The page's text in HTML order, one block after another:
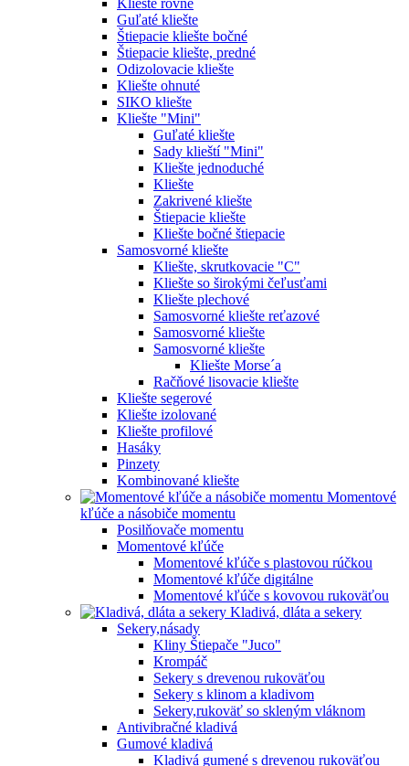
Guľaté kliešte
Štiepacie kliešte bočné
Štiepacie kliešte, predné
Odizolovacie kliešte
Kliešte ohnuté
SIKO kliešte
Kliešte "Mini"
Guľaté kliešte
Sady klieští "Mini"
Kliešte jednoduché
Kliešte
Zakrivené kliešte
Štiepacie kliešte
Kliešte bočné štiepacie
Samosvorné kliešte
Kliešte, skrutkovacie "C"
Kliešte so širokými čeľusťami
Kliešte plechové
Samosvorné kliešte reťazové
Samosvorné kliešte
Samosvorné kliešte
Kliešte Morse´a
Račňové lisovacie kliešte
Kliešte segerové
Kliešte izolované
Kliešte profilové
Hasáky
Pinzety
Kombinované kliešte
Momentové
kľúče a násobiče momentu
Posilňovače momentu
Momentové kľúče
Momentové kľúče s plastovou rúčkou
Momentové kľúče digitálne
Momentové kľúče s kovovou rukoväťou
Kladivá, dláta a sekery
Sekery,násady
Kliny Štiepače "Juco"
Krompáč
Sekery s drevenou rukoväťou
Sekery s klinom a kladivom
Sekery,rukoväť so skleným vláknom
Antivibračné kladivá
Gumové kladivá
Kladivá gumené s drevenou rukoväťou